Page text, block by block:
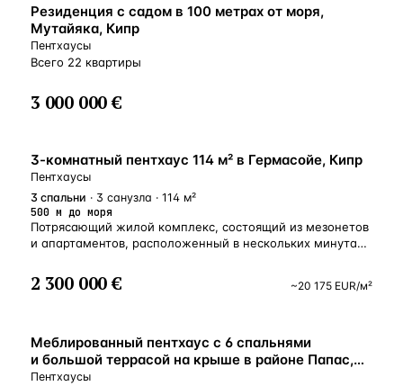
и инфраструктуры популярного туристического района
Лимассола; — внутренняя инфраструктура: открытый
бассейн, тренажерный зал, сауна, крытая парковка,
большие ландшафтные сады; просторные балконы
с частными зелеными насаждениями; — пентхаусы
высококачественные материалы отделки (паркет,
мебель, сантехника); — водяной подогрев полов и VRV
кондиционирование.
ВНЖ
Резиденция с садом в 100 метрах от моря,
Мутайяка, Кипр
Пентхаусы
Всего 22 квартиры
3 000 000 €
У МОРЯ
3-комнатный пентхаус 114 м² в Гермасойе, Кипр
Пентхаусы
3 спальни · 3 санузла · 114 м²
500 м до моря
Потрясающий жилой комплекс, состоящий из мезонетов
и апартаментов, расположенный в нескольких минутах
в Лимассоле.
2 300 000 € ~20 175 EUR/м²
ВНЖ
Меблированный пентхаус с 6 спальнями
и большой террасой на крыше в районе Папас,
Лимассол, Кипр
Пентхаусы